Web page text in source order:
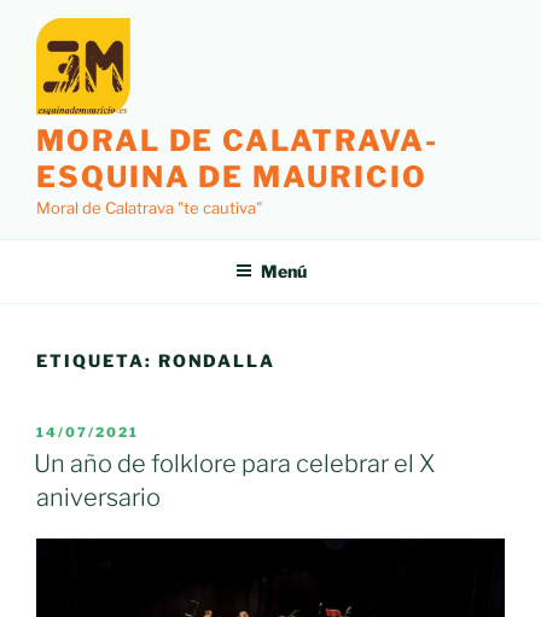
contenido
MORAL DE CALATRAVA-
ESQUINA DE MAURICIO
Moral de Calatrava "te cautiva"
Menú
ETIQUETA: RONDALLA
PUBLICADO
EL
14/07/2021
Un año de folklore para celebrar el X
aniversario